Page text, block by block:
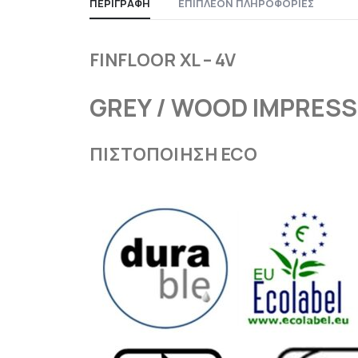
ΠΕΡΙΓΡΑΦΉ ΕΠΙΠΛΈΟΝ ΠΛΗΡΟΦΟΡΊΕΣ
FINFLOOR XL – 4V
GREY / WOOD
ΠΙΣΤΟΠΟΙΗΣΗ ECO